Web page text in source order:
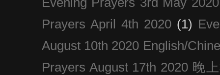
Prayers April 4th 2020 (1)
August 10th 2020 English/
Prayers August 17th 2020 晚